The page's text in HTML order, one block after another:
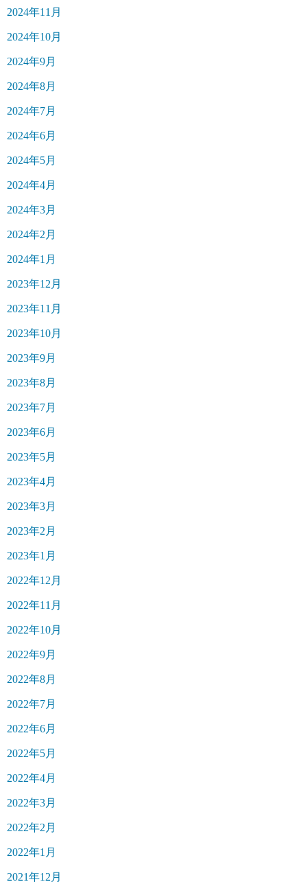
2024年11月
2024年10月
2024年9月
2024年8月
2024年7月
2024年6月
2024年5月
2024年4月
2024年3月
2024年2月
2024年1月
2023年12月
2023年11月
2023年10月
2023年9月
2023年8月
2023年7月
2023年6月
2023年5月
2023年4月
2023年3月
2023年2月
2023年1月
2022年12月
2022年11月
2022年10月
2022年9月
2022年8月
2022年7月
2022年6月
2022年5月
2022年4月
2022年3月
2022年2月
2022年1月
2021年12月